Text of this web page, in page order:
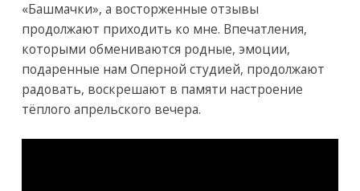
«Башмачки», а восторженные отзывы
продолжают приходить ко мне. Впечатления,
которыми обмениваются родные, эмоции,
подаренные нам Оперной студией, продолжают
радовать, воскрешают в памяти настроение
тёплого апрельского вечера.